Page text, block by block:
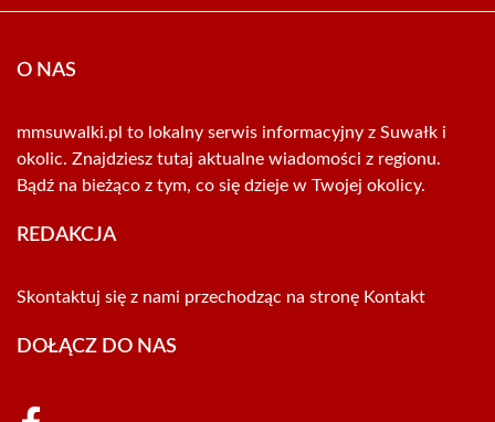
O NAS
mmsuwalki.pl to lokalny serwis informacyjny z Suwałk i
okolic. Znajdziesz tutaj aktualne wiadomości z regionu.
Bądź na bieżąco z tym, co się dzieje w Twojej okolicy.
REDAKCJA
Skontaktuj się z nami przechodząc na stronę Kontakt
DOŁĄCZ DO NAS